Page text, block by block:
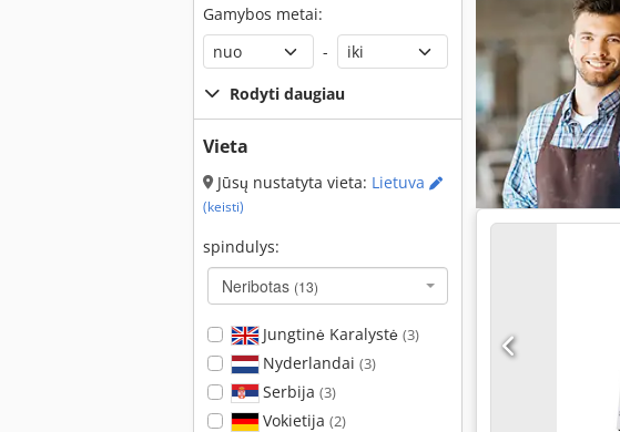
Gamybos metai:
-
Rodyti daugiau
Vieta
Jūsų nustatyta vieta: Lietuva
(keisti)
spindulys:
Neribotas (13)
Jungtinė Karalystė (3)
Nyderlandai (3)
Serbija (3)
Vokietija (2)